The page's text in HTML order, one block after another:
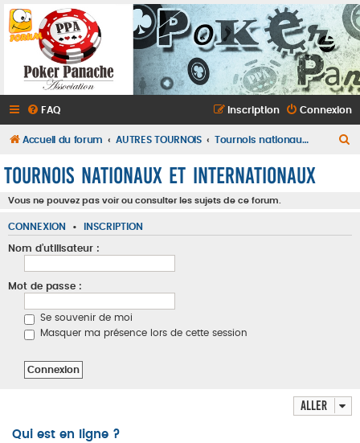
FAQ Connexion
Inscription
Accueil du forum AUTRES TOURNOIS Tournois nationaux et internationaux
Tournois nationaux et internationaux
Vous ne pouvez pas voir ou consulter les sujets de ce forum.
CONNEXION • INSCRIPTION
Nom d’utilisateur :
Mot de passe :
Se souvenir de moi
Masquer ma présence lors de cette session
Aller
Qui est en ligne ?